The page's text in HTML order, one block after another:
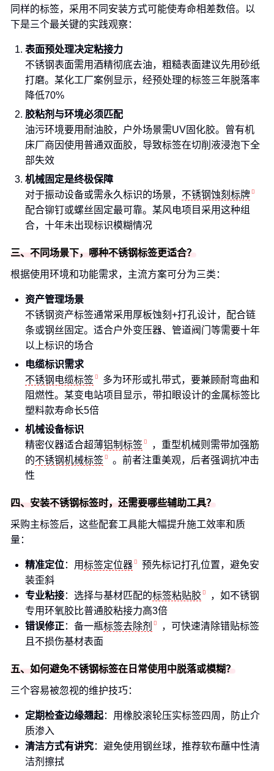
同样的标签，采用不同安装方式可能使寿命相差数倍。以
下是三个最关键的实践观察：
表面预处理决定粘接力
不锈钢表面需用酒精彻底去油，粗糙表面建议先用砂纸
打磨。某化工厂案例显示，经预处理的标签三年脱落率
降低70%
胶粘剂与环境必须匹配
油污环境要用耐油胶，户外场景需UV固化胶。曾有机
床厂商因使用普通双面胶，导致标签在切削液浸泡下全
部失效
机械固定是终极保障
对于振动设备或需永久标识的场景， 不锈钢蚀刻标牌
配合铆钉或螺丝固定最可靠。某风电项目采用这种组
合，十年未出现标识模糊情况
三、不同场景下，哪种不锈钢标签更适合？
根据使用环境和功能需求，主流方案可分为三类：
资产管理场景
不锈钢资产标签通常采用厚板蚀刻+打孔设计，配合链
条或钢丝固定。适合户外变压器、管道阀门等需要十年
以上标识的场合
电缆标识需求
不锈钢电缆标签
多为环形或扎带式，要兼顾耐弯曲和
阻燃性。某变电站项目显示，带扣眼设计的金属标签比
塑料款寿命长5倍
机械设备标识
精密仪器适合超薄铝制标签
，重型机械则需带加强筋
的不锈钢机械标签
。前者注重美观，后者强调抗冲击
性
四、安装不锈钢标签时，还需要哪些辅助工具？
采购主标签后，这些配套工具能大幅提升施工效率和质
量：
精准定位：用标签定位器
预先标记打孔位置，避免安
装歪斜
专业粘接：选择与基材匹配的标签粘贴胶
，如不锈钢
专用环氧胶比普通胶粘接力高3倍
错误修正：备一瓶标签去除剂
，可快速清除错贴标签
且不损伤基材表面
五、如何避免不锈钢标签在日常使用中脱落或模糊？
三个容易被忽视的维护技巧：
定期检查边缘翘起：用橡胶滚轮压实标签四周，防止介
质渗入
清洁方式有讲究：避免使用钢丝球，推荐软布蘸中性清
洁剂擦拭